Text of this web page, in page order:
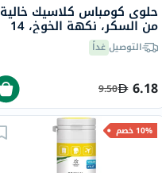
حلوى كومباس كلاسيك خالية
من السكر، نكهة الخوخ، 14
جرامالتوصيلغداً
6.18
9.50
10% خصم